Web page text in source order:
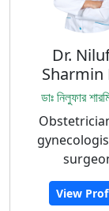
Dr.
Sharmin
ডাঃ নিলুফার
View